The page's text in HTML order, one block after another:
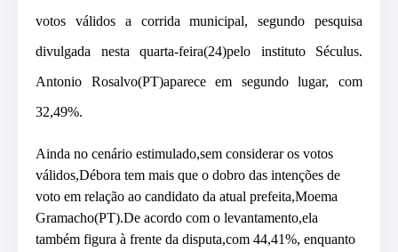
votos válidos a corrida municipal, segundo pesquisa
divulgada nesta quarta-feira(24)pelo instituto Séculus.
Antonio Rosalvo(PT)aparece em segundo lugar, com
32,49%.
Ainda no cenário estimulado,sem considerar os votos
válidos,Débora tem mais que o dobro das intenções de
voto em relação ao candidato da atual prefeita,Moema
Gramacho(PT).De acordo com o levantamento,ela
também figura à frente da disputa,com 44,41%, enquanto